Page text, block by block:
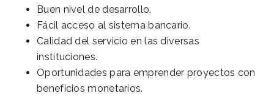
Buen nivel de desarrollo.
Fácil acceso al sistema bancario.
Calidad del servicio en las diversas
instituciones.
Oportunidades para emprender proyectos con
beneficios monetarios.